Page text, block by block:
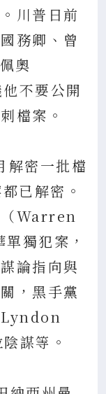
川普日前
務卿、曾
奧
不要公開
檔案。
解密一批檔
已解密。
（Warren
獨犯案，
論指向與
，黑手黨
Lyndon
謀等。